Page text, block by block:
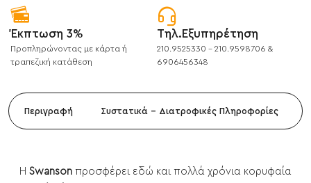
Έκπτωση 3%
Προπληρώνοντας με κάρτα ή
τραπεζική κατάθεση
Τηλ.Εξυπηρέτηση
210.9525330 - 210.9598706 &
6906456348
Περιγραφή Συστατικά - Διατροφικές Πληροφορίες
Η Swanson προσφέρει εδώ και πολλά χρόνια κορυφαία